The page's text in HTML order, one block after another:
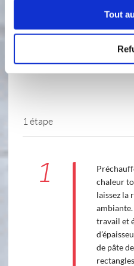
Tout
Ingredients
1 étape
1
chaleur
laissez la
travail et
de pâte